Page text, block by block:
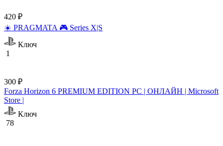
420 ₽
☀️ PRAGMATA 🎮 Series X|S
Ключ
1
300 ₽
Forza Horizon 6 PREMIUM EDITION PC | ОНЛАЙН | Microsoft
Store |
Ключ
78